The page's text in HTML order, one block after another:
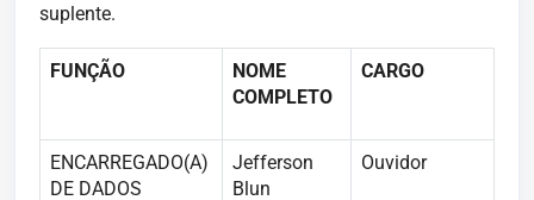
suplente.
FUNÇÃO
NOME
COMPLETO
CARGO
ENCARREGADO(A)
DE DADOS
Jefferson
Blun
Ouvidor